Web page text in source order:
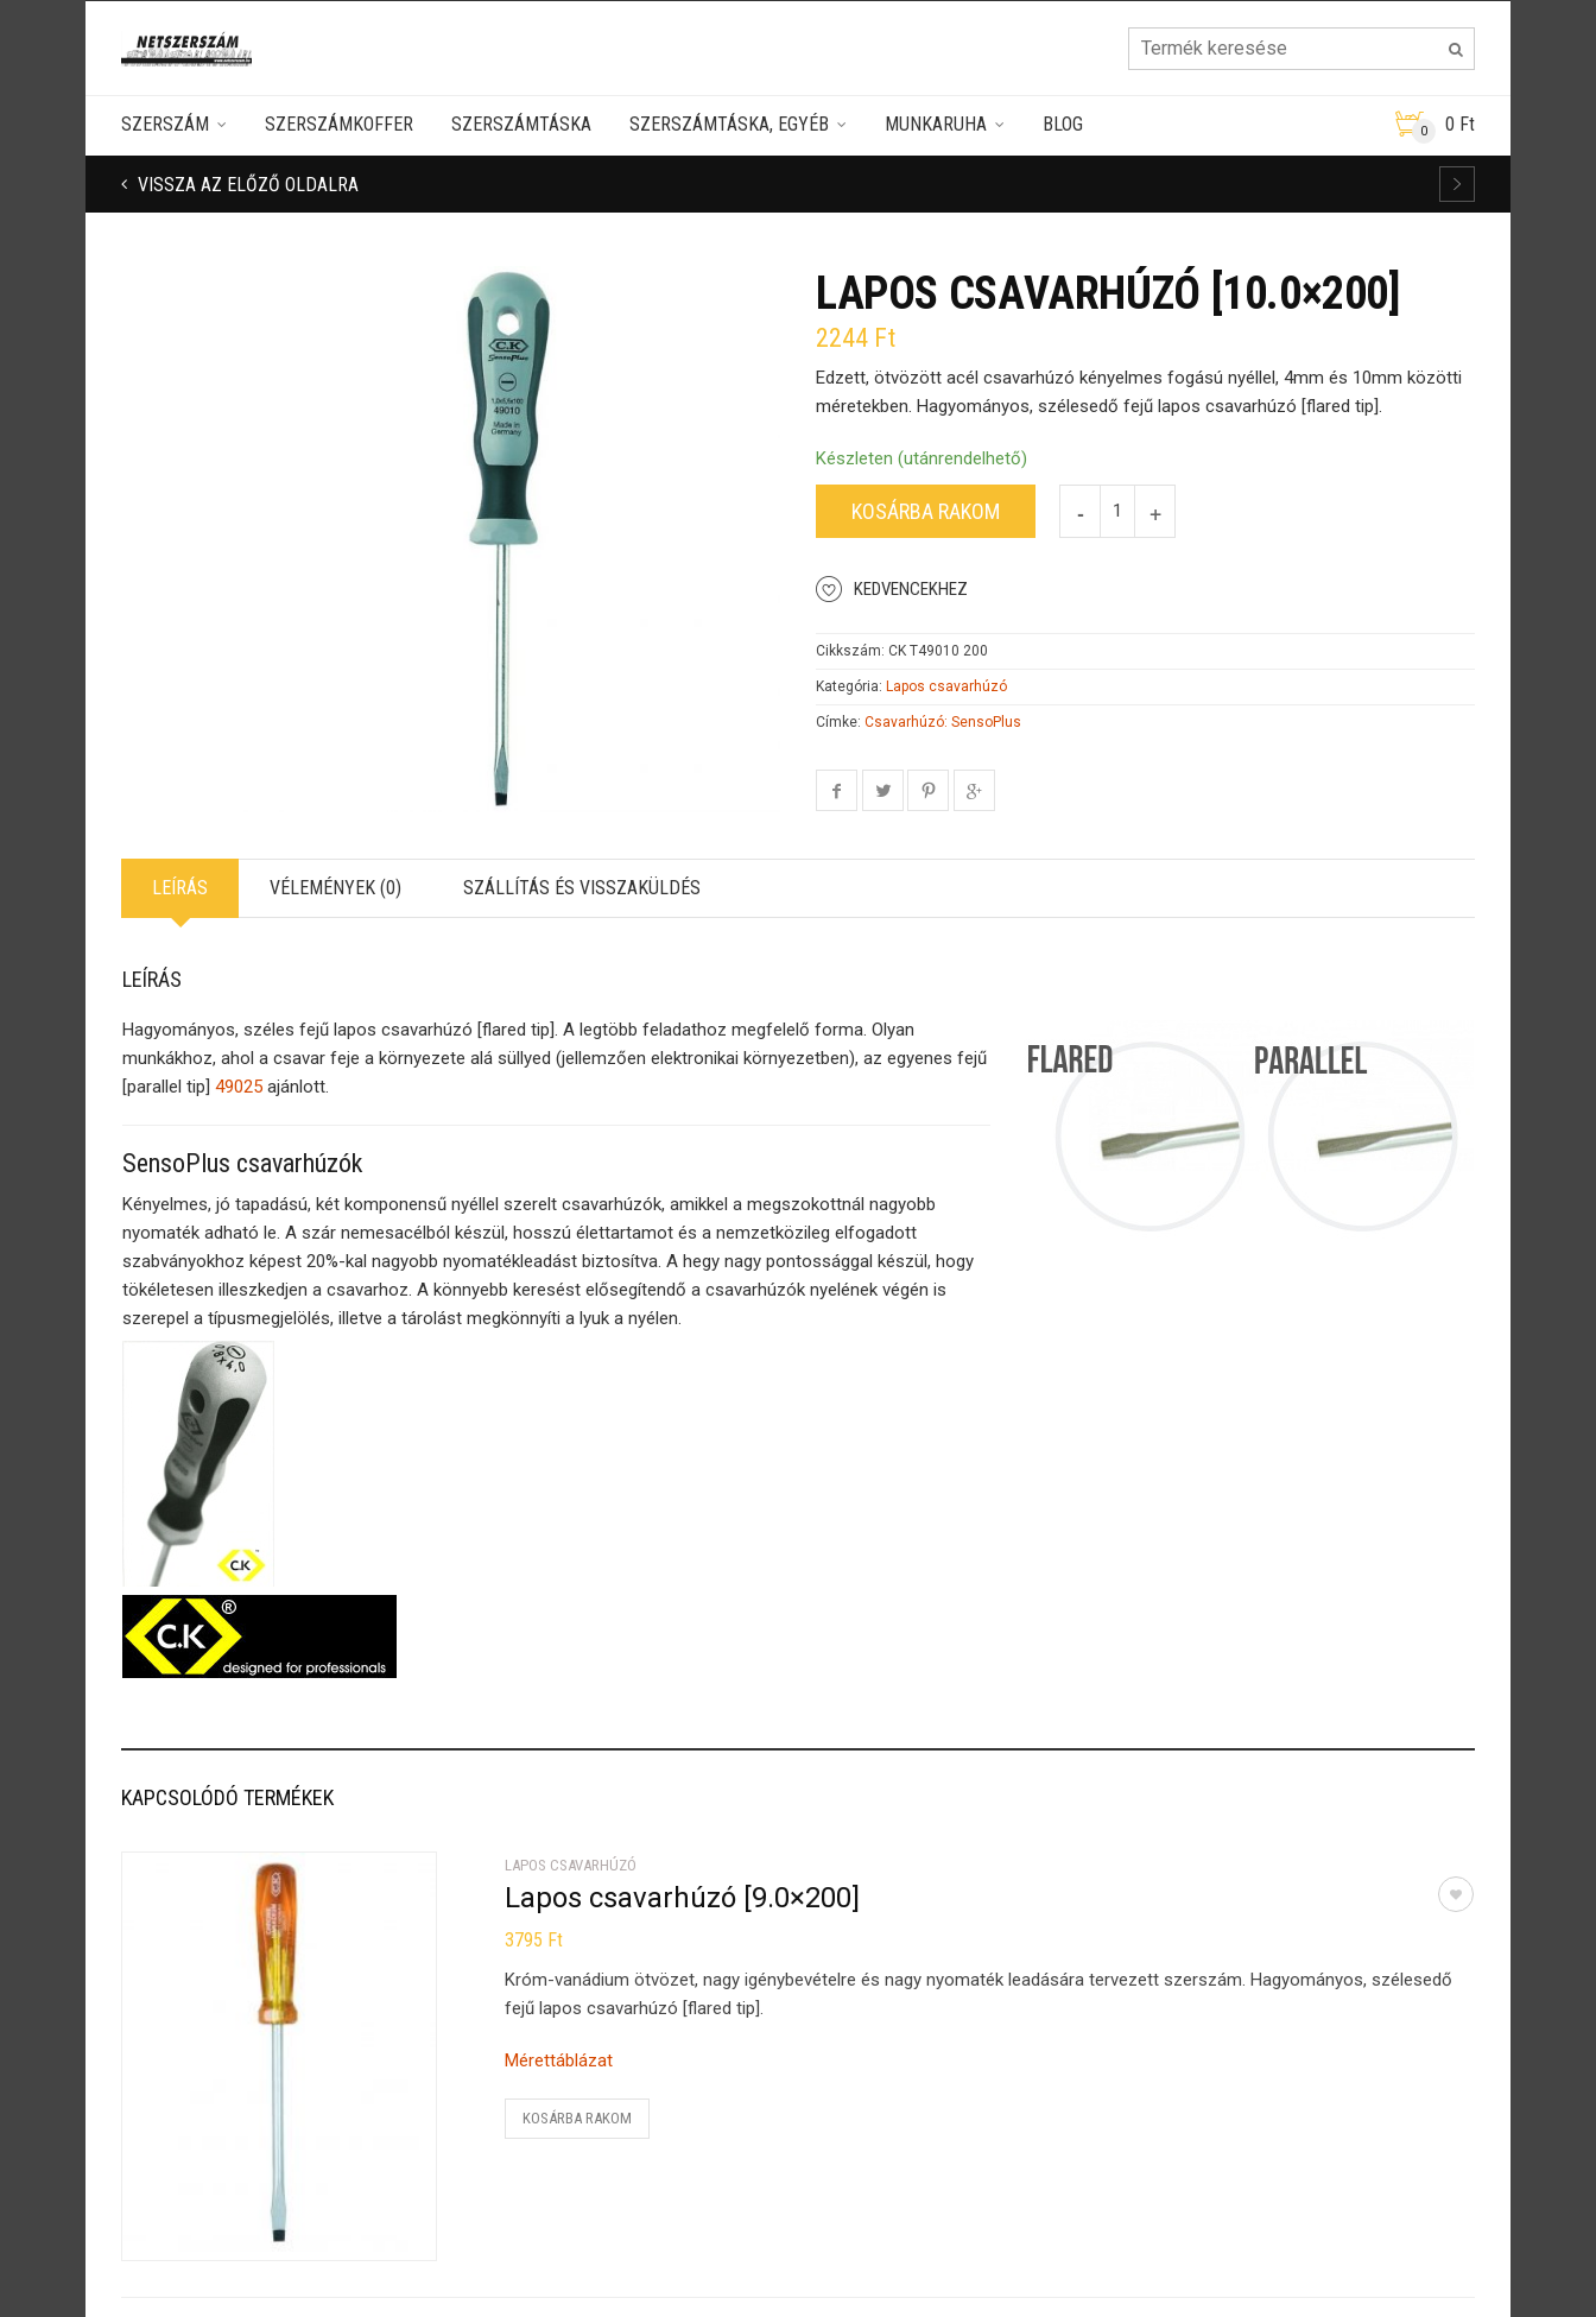
SZERSZÁM SZERSZÁMKOFFER SZERSZÁMTÁSKA SZERSZÁMTÁSKA, EGYÉB MUNKARUHA BLOG 0 0 Ft
VISSZA AZ ELŐZŐ OLDALRA
LAPOS CSAVARHÚZÓ [10.0×200]
2244 Ft
Edzett, ötvözött acél csavarhúzó kényelmes fogású nyéllel, 4mm és 10mm közötti
méretekben. Hagyományos, szélesedő fejű lapos csavarhúzó [flared tip].
Készleten (utánrendelhető)
KOSÁRBA RAKOM
KEDVENCEKHEZ
Cikkszám: CK T49010 200
Kategória: Lapos csavarhúzó
Címke: Csavarhúzó: SensoPlus
LEÍRÁS VÉLEMÉNYEK (0) SZÁLLÍTÁS ÉS VISSZAKÜLDÉS
LEÍRÁS
Hagyományos, széles fejű lapos csavarhúzó [flared tip]. A legtöbb feladathoz megfelelő forma. Olyan
munkákhoz, ahol a csavar feje a környezete alá süllyed (jellemzően elektronikai környezetben), az egyenes fejű
[parallel tip] 49025 ajánlott.
SensoPlus csavarhúzók
Kényelmes, jó tapadású, két komponensű nyéllel szerelt csavarhúzók, amikkel a megszokottnál nagyobb
nyomaték adható le. A szár nemesacélból készül, hosszú élettartamot és a nemzetközileg elfogadott
szabványokhoz képest 20%-kal nagyobb nyomatékleadást biztosítva. A hegy nagy pontossággal készül, hogy
tökéletesen illeszkedjen a csavarhoz. A könnyebb keresést elősegítendő a csavarhúzók nyelének végén is
szerepel a típusmegjelölés, illetve a tárolást megkönnyíti a lyuk a nyélen.
KAPCSOLÓDÓ TERMÉKEK
LAPOS CSAVARHÚZÓ
Lapos csavarhúzó [9.0×200]
3795 Ft
Króm-vanádium ötvözet, nagy igénybevételre és nagy nyomaték leadására tervezett szerszám. Hagyományos, szélesedő
fejű lapos csavarhúzó [flared tip].
Mérettáblázat
KOSÁRBA RAKOM